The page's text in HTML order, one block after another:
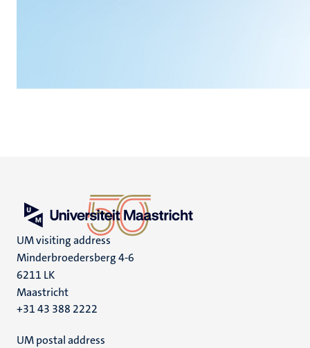
UM visiting address
Minderbroedersberg 4-6
6211 LK
Maastricht
+31 43 388 2222
UM postal address